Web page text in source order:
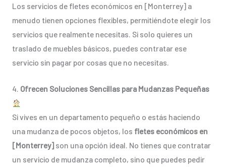
Los servicios de fletes económicos en [Monterrey] a
menudo tienen opciones flexibles, permitiéndote elegir los
servicios que realmente necesitas. Si solo quieres un
traslado de muebles básicos, puedes contratar ese
servicio sin pagar por cosas que no necesitas.
4. Ofrecen Soluciones Sencillas para Mudanzas Pequeñas
Si vives en un departamento pequeño o estás haciendo
una mudanza de pocos objetos, los fletes económicos en
[Monterrey]son una opción ideal. No tienes que contratar
un servicio de mudanza completo, sino que puedes pedir